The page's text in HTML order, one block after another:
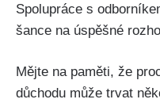
Spolupráce s
šance na úspěšné
Mějte na paměti, že
důchodu může trvat